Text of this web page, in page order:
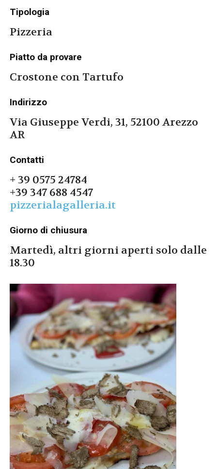
Tipologia
Pizzeria
Piatto da provare
Crostone con Tartufo
Indirizzo
Via Giuseppe Verdi, 31, 52100 Arezzo
AR
Contatti
+ 39 0575 24784
+39 347 688 4547
pizzerialagalleria.it
Giorno di chiusura
Martedì, altri giorni aperti solo dalle
18.30